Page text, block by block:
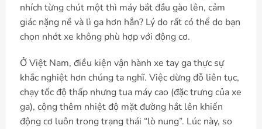
nhích từng chút một thì máy bắt đầu gào lên, cảm
giác nặng nề và lì ga hơn hẳn? Lý do rất có thể do bạn
chọn nhớt xe không phù hợp với động cơ.
Ở Việt Nam, điều kiện vận hành xe tay ga thực sự
khắc nghiệt hơn chúng ta nghĩ. Việc dừng đỗ liên tục,
chạy tốc độ thấp nhưng tua máy cao (đặc trưng của xe
ga), cộng thêm nhiệt độ mặt đường hắt lên khiến
động cơ luôn trong trạng thái “lò nung”. Lúc này, so